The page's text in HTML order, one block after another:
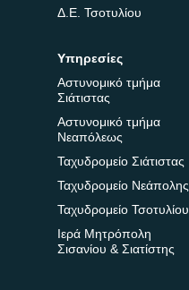
Δ.Ε. Τσοτυλίου
Υπηρεσίες
Αστυνομικό τμήμα
Σιάτιστας
Αστυνομικό τμήμα
Νεαπόλεως
Ταχυδρομείο Σιάτιστας
Ταχυδρομείο Νεάπολης
Ταχυδρομείο Τσοτυλίου
Ιερά Μητρόπολη
Σισανίου & Σιατίστης